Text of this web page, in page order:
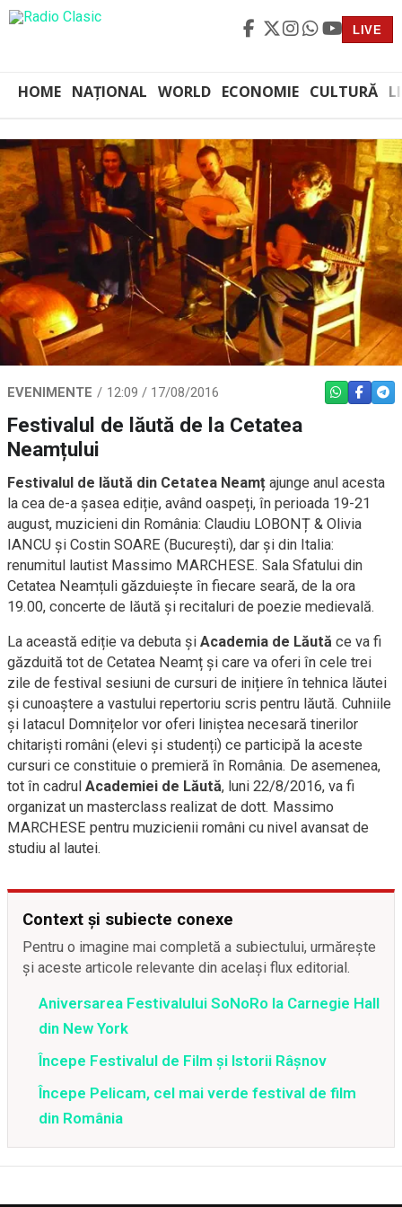
LIVE
HOME NAȚIONAL WORLD ECONOMIE CULTURĂ
EVENIMENTE 12:09 / 17/08/2016 WHATSAPP
Festivalul de lăută de la Cetatea
Neamțului
Festivalul de lăută din Cetatea Neamț ajunge anul acesta
la cea de-a șasea ediție, având oaspeți, în perioada 19-21
august, muzicieni din România: Claudiu LOBONȚ & Olivia
IANCU și Costin SOARE (București), dar și din Italia:
renumitul lautist Massimo MARCHESE. Sala Sfatului din
Cetatea Neamțuli găzduiește în fiecare seară, de la ora
19.00, concerte de lăută și recitaluri de poezie medievală.
La această ediție va debuta și Academia de Lăută ce va fi
găzduită tot de Cetatea Neamț și care va oferi în cele trei
zile de festival sesiuni de cursuri de inițiere în tehnica lăutei
și cunoaștere a vastului repertoriu scris pentru lăută. Cuhniile
și Iatacul Domnițelor vor oferi liniștea necesară tinerilor
chitariști români (elevi și studenți) ce participă la aceste
cursuri ce constituie o premieră în România. De asemenea,
tot în cadrul Academiei de Lăută, luni 22/8/2016, va fi
organizat un masterclass realizat de dott. Massimo
MARCHESE pentru muzicienii români cu nivel avansat de
studiu al lautei.
Context și subiecte conexe
Pentru o imagine mai completă a subiectului, urmărește
și aceste articole relevante din același flux editorial.
Aniversarea Festivalului SoNoRo la Carnegie Hall
din New York
Începe Festivalul de Film și Istorii Râșnov
Începe Pelicam, cel mai verde festival de film
din România